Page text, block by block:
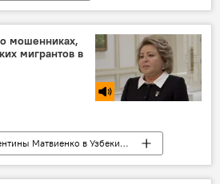
Таможня
мошенниках,
мигрантов в
Официальный визит Валентины Матвиенко в Узбекистан